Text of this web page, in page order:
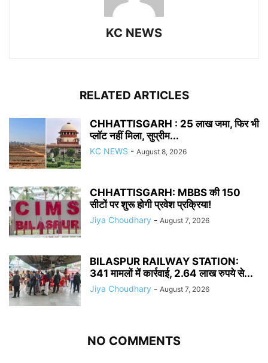
KC NEWS
RELATED ARTICLES
CHHATTISGARH : 25 लाख जमा, फिर भी
प्लॉट नहीं मिला, सुप्रीम...
KC NEWS - August 8, 2026
CHHATTISGARH: MBBS की 150
सीटों पर शुरू होगी प्रवेश प्रक्रिया!
Jiya Choudhary - August 7, 2026
BILASPUR RAILWAY STATION:
341 मामलों में कार्रवाई, 2.64 लाख रुपये से...
Jiya Choudhary - August 7, 2026
NO COMMENTS